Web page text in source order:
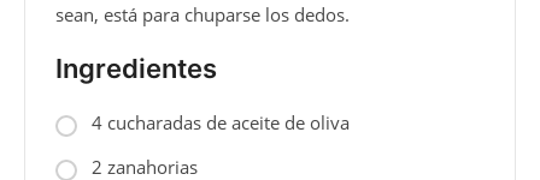
sean, está para chuparse los dedos.
Ingredientes
4 cucharadas de aceite de oliva
2 zanahorias